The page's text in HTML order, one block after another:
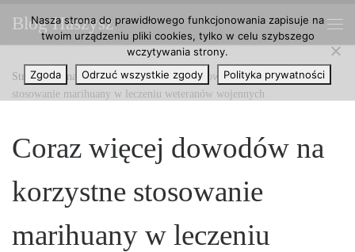
Przejdź do treści
Blog Haszysz
Strona główna »Artykuły » Coraz więcej dowodów na korzystne
stosowanie marihuany w leczeniu weteranów wojennych
Coraz więcej dowodów na
korzystne stosowanie
marihuany w leczeniu
Nasza strona do prawidłowego funkcjonowania zapisuje na
twoim urządzeniu pliki cookies, tylko w celu szybszego
wczytywania strony.
Zgoda
Odrzuć wszystkie zgody Polityka prywatności